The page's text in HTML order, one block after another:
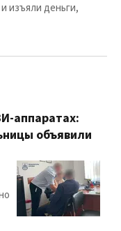
изъяли деньги,
аппаратах:
объявили